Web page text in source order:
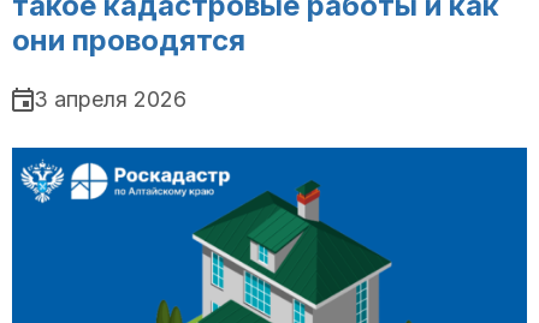
они проводятся
3 апреля 2026